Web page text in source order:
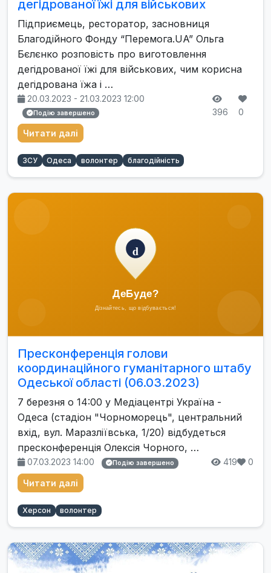
дегідрованої їжі для військових
Підприємець, ресторатор, засновниця
Благодійного Фонду “Перемога.UA” Ольга
Бєлєнко розповість про виготовлення
дегідрованої їжі для військових, чим корисна
дегідрована їжа і …
20.03.2023 - 21.03.2023 12:00
Подію завершено 396 0
Читати далі
ЗСУ Одеса волонтер благодійність
Пресконференція голови
координаційного гуманітарного штабу
Одеської області (06.03.2023)
7 березня о 14:00 у Медіацентрі Україна -
Одеса (стадіон "Чорноморець", центральний
вхід, вул. Маразліївська, 1/20) відбудеться
пресконференція Олексія Чорного, …
07.03.2023 14:00 Подію завершено 419 0
Читати далі
Херсон волонтер